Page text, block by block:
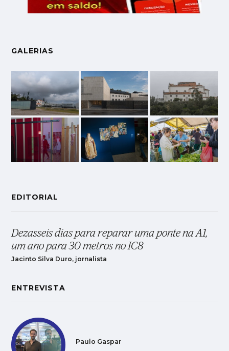
GALERIAS
EDITORIAL
Dezasseis dias para reparar uma ponte na A1,
um ano para 30 metros no IC8
Jacinto Silva Duro, jornalista
ENTREVISTA
Paulo Gaspar